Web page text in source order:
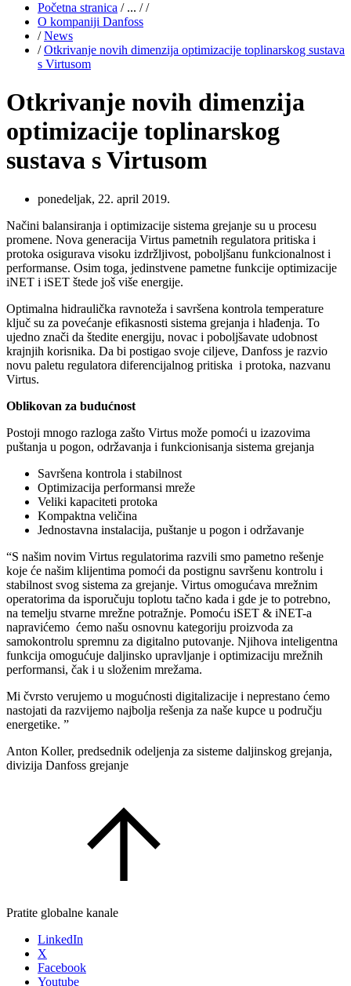
Početna stranica /... / /
O kompaniji Danfoss
/ News
/ Otkrivanje novih dimenzija optimizacije toplinarskog sustava
s Virtusom
Otkrivanje novih dimenzija
optimizacije toplinarskog
sustava s Virtusom
ponedeljak, 22. april 2019.
Načini balansiranja i optimizacije sistema grejanje su u procesu
promene. Nova generacija Virtus pametnih regulatora pritiska i
protoka osigurava visoku izdržljivost, poboljšanu funkcionalnost i
performanse. Osim toga, jedinstvene pametne funkcije optimizacije
iNET i iSET štede još više energije.
Optimalna hidraulička ravnoteža i savršena kontrola temperature
ključ su za povećanje efikasnosti sistema grejanja i hlađenja. To
ujedno znači da štedite energiju, novac i poboljšavate udobnost
krajnjih korisnika. Da bi postigao svoje ciljeve, Danfoss je razvio
novu paletu regulatora diferencijalnog pritiska i protoka, nazvanu
Virtus.
Oblikovan za budućnost
Postoji mnogo razloga zašto Virtus može pomoći u izazovima
puštanja u pogon, održavanja i funkcionisanja sistema grejanja
Savršena kontrola i stabilnost
Optimizacija performansi mreže
Veliki kapaciteti protoka
Kompaktna veličina
Jednostavna instalacija, puštanje u pogon i održavanje
“S našim novim Virtus regulatorima razvili smo pametno rešenje
koje će našim klijentima pomoći da postignu savršenu kontrolu i
stabilnost svog sistema za grejanje. Virtus omogućava mrežnim
operatorima da isporučuju toplotu tačno kada i gde je to potrebno,
na temelju stvarne mrežne potražnje. Pomoću iSET & iNET-a
napravićemo ćemo našu osnovnu kategoriju proizvoda za
samokontrolu spremnu za digitalno putovanje. Njihova inteligentna
funkcija omogućuje daljinsko upravljanje i optimizaciju mrežnih
performansi, čak i u složenim mrežama.
Mi čvrsto verujemo u mogućnosti digitalizacije i neprestano ćemo
nastojati da razvijemo najbolja rešenja za naše kupce u području
energetike. ”
Anton Koller, predsednik odeljenja za sisteme daljinskog grejanja,
divizija Danfoss grejanje
Pratite globalne kanale
LinkedIn
X
Facebook
Youtube